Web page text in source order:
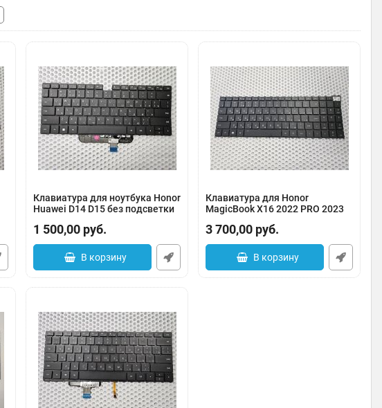
Клавиатура для ноутбука Honor
Huawei D14 D15 без подсветки
Артикул: 0183-000001
1 500,00 руб.
В корзину
Клавиатура для Honor
MagicBook X16 2022 PRO 2023
подсветкой
Артикул: 0183-000006
3 700,00 руб.
В корзину